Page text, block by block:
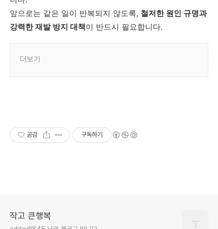
앞으로는 같은 일이 반복되지 않도록, 철저한 원인 규명과
강력한 재발 방지 대책이 반드시 필요합니다.
더보기
공감 구독하기
작고 큰행복